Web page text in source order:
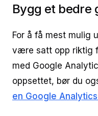
Bygg et bedre
For å få mest mulig
være satt opp riktig
med Google
oppsettet, bør du
en Google